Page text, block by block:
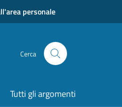
personale
Cerca
Tutti gli argomenti